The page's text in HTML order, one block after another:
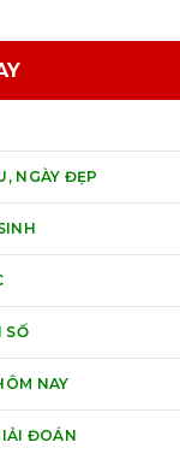
NGÀY ĐẸP
SỐ
NAY
ĐOÁN